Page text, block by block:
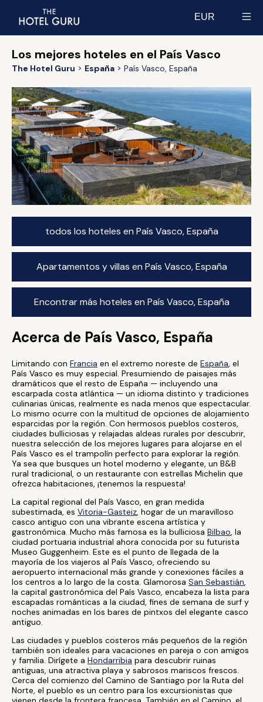
EUR
Los mejores hoteles en el País Vasco
The Hotel Guru España País Vasco, España
todos los hoteles en País Vasco, España
Apartamentos y villas en País Vasco, España
Encontrar más hoteles en País Vasco, España
Acerca de País Vasco, España
Limitando con Francia en el extremo noreste de España, el
País Vasco es muy especial. Presumiendo de paisajes más
dramáticos que el resto de España — incluyendo una
escarpada costa atlántica — un idioma distinto y tradiciones
culinarias únicas, realmente es nada menos que espectacular.
Lo mismo ocurre con la multitud de opciones de alojamiento
esparcidas por la región. Con hermosos pueblos costeros,
ciudades bulliciosas y relajadas aldeas rurales por descubrir,
nuestra selección de los mejores lugares para alojarse en el
País Vasco es el trampolín perfecto para explorar la región.
Ya sea que busques un hotel moderno y elegante, un B&B
rural tradicional, o un restaurante con estrellas Michelin que
ofrezca habitaciones, ¡tenemos la respuesta!
La capital regional del País Vasco, en gran medida
subestimada, es Vitoria-Gasteiz, hogar de un maravilloso
casco antiguo con una vibrante escena artística y
gastronómica. Mucho más famosa es la bulliciosa Bilbao, la
ciudad portuaria industrial ahora conocida por su futurista
Museo Guggenheim. Este es el punto de llegada de la
mayoría de los viajeros al País Vasco, ofreciendo su
aeropuerto internacional más grande y conexiones fáciles a
los centros a lo largo de la costa. Glamorosa San Sebastián,
la capital gastronómica del País Vasco, encabeza la lista para
escapadas románticas a la ciudad, fines de semana de surf y
noches animadas en los bares de pintxos del elegante casco
antiguo.
Las ciudades y pueblos costeros más pequeños de la región
también son ideales para vacaciones en pareja o con amigos
y familia. Dirígete a Hondarribia para descubrir ruinas
antiguas, una atractiva playa y sabrosos mariscos frescos.
Cerca del comienzo del Camino de Santiago por la Ruta del
Norte, el pueblo es un centro para los excursionistas que